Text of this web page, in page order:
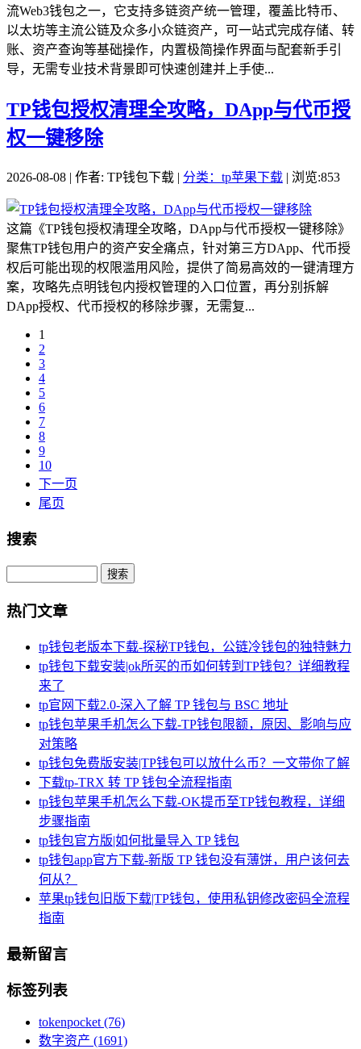
流Web3钱包之一，它支持多链资产统一管理，覆盖比特币、
以太坊等主流公链及众多小众链资产，可一站式完成存储、转
账、资产查询等基础操作，内置极简操作界面与配套新手引
导，无需专业技术背景即可快速创建并上手使...
TP钱包授权清理全攻略，DApp与代币授
权一键移除
2026-08-08 | 作者: TP钱包下载 | 分类：tp苹果下载 | 浏览:853
这篇《TP钱包授权清理全攻略，DApp与代币授权一键移除》
聚焦TP钱包用户的资产安全痛点，针对第三方DApp、代币授
权后可能出现的权限滥用风险，提供了简易高效的一键清理方
案，攻略先点明钱包内授权管理的入口位置，再分别拆解
DApp授权、代币授权的移除步骤，无需复...
1
2
3
4
5
6
7
8
9
10
下一页
尾页
搜索
Search
热门文章
tp钱包老版本下载-探秘TP钱包，公链冷钱包的独特魅力
tp钱包下载安装|ok所买的币如何转到TP钱包？详细教程
来了
tp官网下载2.0-深入了解 TP 钱包与 BSC 地址
tp钱包苹果手机怎么下载-TP钱包限额，原因、影响与应
对策略
tp钱包免费版安装|TP钱包可以放什么币？一文带你了解
下载tp-TRX 转 TP 钱包全流程指南
tp钱包苹果手机怎么下载-OK提币至TP钱包教程，详细
步骤指南
tp钱包官方版|如何批量导入 TP 钱包
tp钱包app官方下载-新版 TP 钱包没有薄饼，用户该何去
何从？
苹果tp钱包旧版下载|TP钱包，使用私钥修改密码全流程
指南
最新留言
标签列表
tokenpocket (76)
数字资产 (1691)